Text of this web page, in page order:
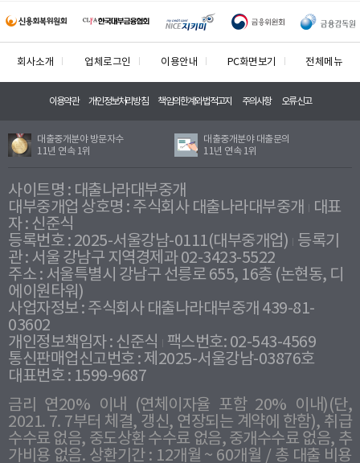
회사소개 업체로그인 이용안내 PC화면보기 전체메뉴
이용약관 개인정보처리방침 책임의한계와법적고지 주의사항 오류신고
대출중개분야 방문자수
11년 연속 1위
대출중개분야 대출문의
11년 연속 1위
사이트명 : 대출나라대부중개
대부중개업 상호명 : 주식회사 대출나라대부중개
대표
자 : 신준식
등록번호 : 2025-서울강남-0111(대부중개업) 등록기
관 : 서울 강남구 지역경제과 02-3423-5522
주소 : 서울특별시 강남구 선릉로 655, 16층 (논현동, 디
에이원타워)
사업자정보 : 주식회사 대출나라대부중개 439-81-
03602
개인정보책임자 : 신준식
팩스번호: 02-543-4569
통신판매업신고번호 : 제2025-서울강남-03876호
대표번호 : 1599-9687
금리 연20% 이내 (연체이자율 포함 20% 이내)(단,
2021. 7. 7부터 체결, 갱신, 연장되는 계약에 한함), 취급
수수료 없음, 중도상환 수수료 없음, 중개수수료 없음, 추
가비용 없음. 상환기간 : 12개월 ~ 60개월 / 총 대출 비용